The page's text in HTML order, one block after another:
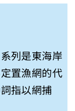
列是東海岸
置漁網的代
指以網捕